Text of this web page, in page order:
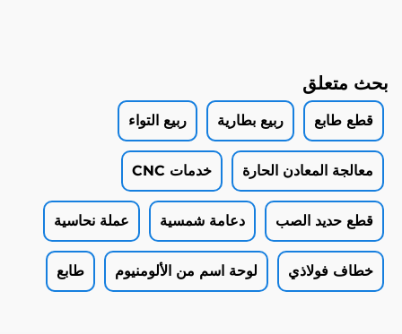
بحث متعلق
قطع طابع ربيع بطارية ربيع التواء
معالجة المعادن الحارة خدمات CNC
قطع حديد الصب دعامة شمسية عملة نحاسية
خطاف فولاذي لوحة اسم من الألومنيوم طابع